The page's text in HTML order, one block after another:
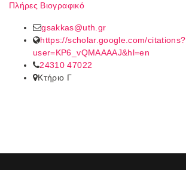
Πλήρες Βιογραφικό
gsakkas@uth.gr
https://scholar.google.com/citations?
user=KP6_vQMAAAAJ&hl=en
24310 47022
Κτήριο Γ